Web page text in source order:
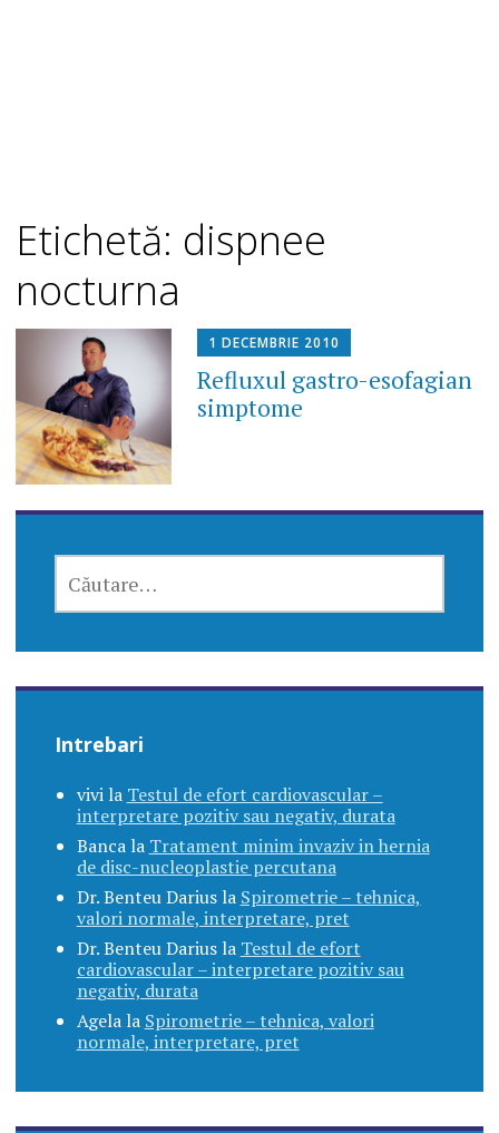
Etichetă: dispnee
nocturna
1 DECEMBRIE 2010
Refluxul gastro-esofagian
simptome
DUPĂ:
Intrebari
vivila Testul de efort cardiovascular –
interpretare pozitiv sau negativ, durata
Bancala Tratament minim invaziv in hernia
de disc-nucleoplastie percutana
Dr. Benteu Dariusla Spirometrie – tehnica,
valori normale, interpretare, pret
Dr. Benteu Dariusla Testul de efort
cardiovascular – interpretare pozitiv sau
negativ, durata
Agelala Spirometrie – tehnica, valori
normale, interpretare, pret